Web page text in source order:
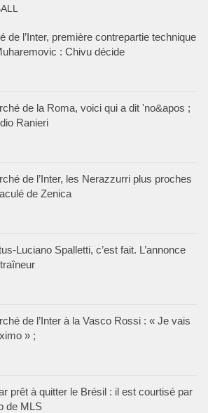
de l’Inter, première contrepartie technique
: Chivu décide
de la Roma, voici qui a dit 'no&apos ;
Ranieri
de l’Inter, les Nerazzurri plus proches
de Zenica
Luciano Spalletti, c’est fait. L’annonce
de l’Inter à la Vasco Rossi : « Je vais
» ;
prêt à quitter le Brésil : il est courtisé par
de MLS